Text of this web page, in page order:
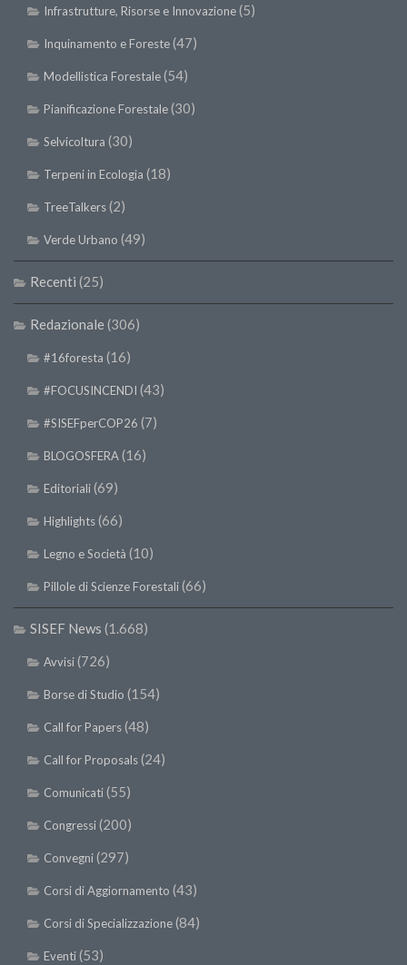
Infrastrutture, Risorse e Innovazione(5)
Inquinamento e Foreste(47)
Modellistica Forestale(54)
Pianificazione Forestale(30)
Selvicoltura (30)
Terpeni in Ecologia (18)
TreeTalkers(2)
Verde Urbano (49)
Recenti (25)
Redazionale (306)
#16foresta (16)
#FOCUSINCENDI (43)
#SISEFperCOP26 (7)
BLOGOSFERA(16)
Editoriali(69)
Highlights(66)
Legno e Società (10)
Pillole di Scienze Forestali(66)
SISEF News (1.668)
Avvisi(726)
Borse di Studio (154)
Call for Papers(48)
Call for Proposals(24)
Comunicati(55)
Congressi(200)
Convegni(297)
Corsi di Aggiornamento (43)
Corsi di Specializzazione(84)
Eventi(53)